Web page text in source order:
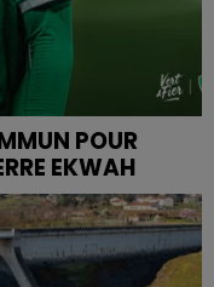
POUR
EKWAH